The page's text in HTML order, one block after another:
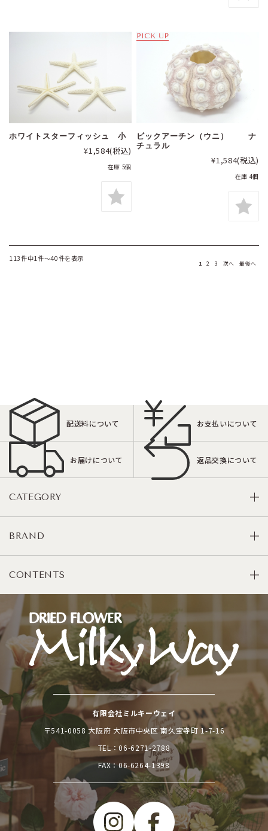
ホワイトスターフィッシュ 小
¥1,584(税込)
在庫 5個
ビックアーチン（ウニ） ナ
チュラル
¥1,584(税込)
在庫 4個
113件中1件～40件を表示
1 2 3 次へ 最後へ
配送料について お支払いについて
お届けについて 返品交換について
CATEGORY
BRAND
CONTENTS
有限会社ミルキーウェイ
〒541-0058 大阪府 大阪市中央区 南久宝寺町 1-7-16
TEL：06-6271-2788
FAX：06-6264-1398